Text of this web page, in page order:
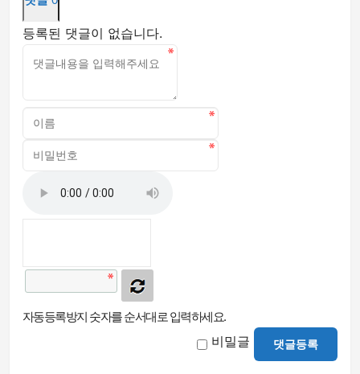
등록된 댓글이 없습니다.
자동등록방지 숫자를 순서대로 입력하세요.
비밀글 댓글등록